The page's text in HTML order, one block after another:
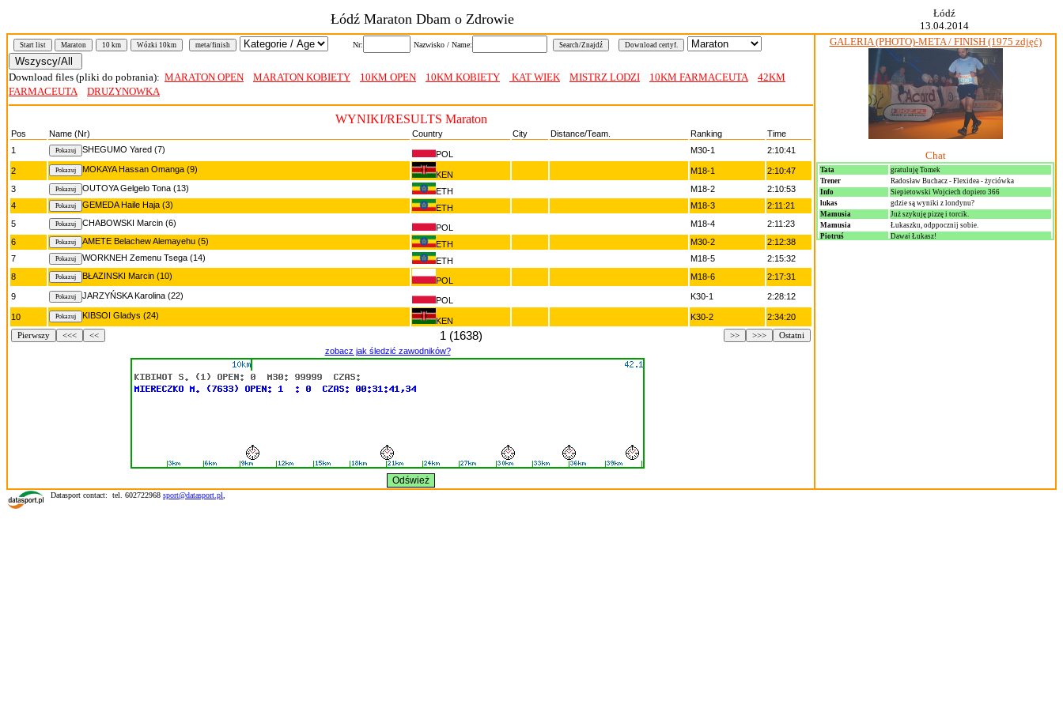
Łódź Maraton Dbam o Zdrowie
Łódź
13.04.2014
Start list Maraton 10 km Wózki 10km meta/finish Nr: Nazwisko / Name:
Download files (pliki do pobrania): MARATON OPEN MARATON KOBIETY 10KM OPEN 10KM KOBIETY KAT WIEK MISTRZ LODZI 10KM FARMACEUTA
42KM
FARMACEUTA
DRUZYNOWKA
WYNIKI/RESULTS Maraton
Pos Name (Nr) Country City Distance/Team. Ranking
Time
1
SHEGUMO Yared (7) POL M30-1 2:10:41
2 MOKAYA Hassan Omanga (9)
KEN M18-1
2:10:47
3
OUTOYA Gelgelo Tona (13) ETH M18-2
2:10:53
4
GEMEDA Haile Haja (3) ETH M18-3
2:11:21
5
CHABOWSKI Marcin (6) POL M18-4
2:11:23
6
AMETE Belachew Alemayehu (5) ETH M30-2
2:12:38
7
WORKNEH Zemenu Tsega (14) ETH M18-5
2:15:32
8
BŁAZINSKI Marcin (10) POL M18-6 2:17:31
9 JARZYŃSKA Karolina (22) POL K30-1 2:28:12
10 KIBSOI Gladys (24)
KEN K30-2 2:34:20
Pierwszy <<< << 1 (1638) Ostatni
>>>
>>
zobacz jak śledzić zawodników?
GALERIA (PHOTO)-META / FINISH (1975 zdjęć)
Chat
Tata
gratuluję Tomek
Trener
Radosław Buchacz - Flexidea - życiówka
Info
Siepietowski Wojciech dopiero 366
lukas
gdzie są wyniki z londynu?
Mamusia
Już szykuję pizzę i torcik.
Mamusia
Łukaszku, odppocznij sobie.
Piotruś
Dawaj Łukasz!
Datasport contact: tel. 602722968 sport@datasport.pl